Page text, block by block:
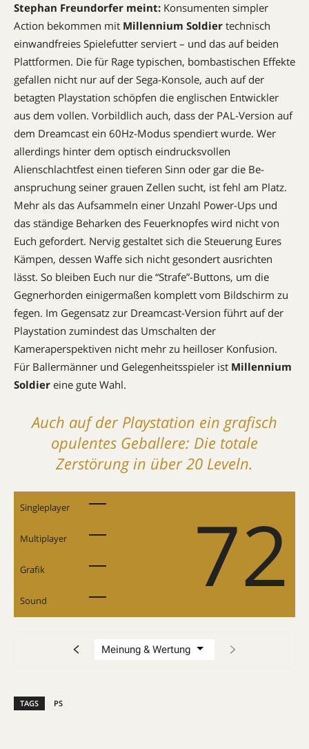
Stephan Freundorfer meint: Konsumenten simpler
Action bekommen mit Millennium Soldier technisch
einwandfreies Spielefutter serviert – und das auf beiden
Plattformen. Die für Rage typischen, bombastischen Effekte
gefallen nicht nur auf der Sega-Konsole, auch auf der
betagten Playstation schöpfen die englischen Entwickler
aus dem vollen. Vorbildlich auch, dass der PAL-Version auf
dem Dreamcast ein 60Hz-Modus spendiert wurde. Wer
allerdings hinter dem optisch eindrucksvollen
Alienschlachtfest einen tieferen Sinn oder gar die Be­
anspruchung seiner grauen Zellen sucht, ist fehl am Platz.
Mehr als das Aufsammeln einer Unzahl Power-Ups und
das ständige Beharken des Feuer­knopfes wird nicht von
Euch gefordert. Nervig gestaltet sich die Steuerung Eures
Kämpen, dessen Waffe sich nicht gesondert ausrichten
lässt. So bleiben Euch nur die “Strafe”-Buttons, um die
Gegnerhorden einigermaßen komplett vom Bildschirm zu
fegen. Im Gegensatz zur Dreamcast-Version führt auf der
Playstation zumindest das Umschalten der
Kameraperspektiven nicht mehr zu heilloser Konfusion.
Für Ballermänner und Gelegenheits­spieler ist Millennium
Soldier eine gute Wahl.
Auch auf der Playstation ein grafisch
opulentes Geballere: Die totale
Zerstörung in über 20 Leveln.
Singleplayer 72
Multiplayer
Grafik
Sound
TAGS PS